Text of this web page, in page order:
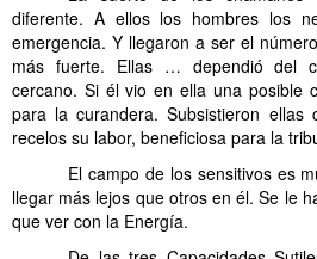
diferente. A ellos los hombres los
emergencia. Y llegaron a ser el
más fuerte. Ellas … dependió del
cercano. Si él vio en ella una posible
para la curandera. Subsistieron ellas
recelos su labor, beneficiosa para la
El campo de los sensitivos es
llegar más lejos que otros en él. Se le
que ver con la Energía.